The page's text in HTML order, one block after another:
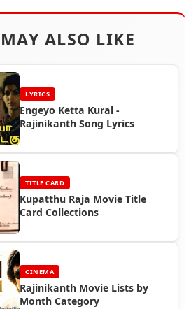
ALSO LIKE
LYRICS
Engeyo Ketta Kural -
Rajinikanth Song Lyrics
TITLE CARD
Kupatthu Raja Movie Title
Card Collections
CINEMA
Rajinikanth Movie Lists by
Month Category